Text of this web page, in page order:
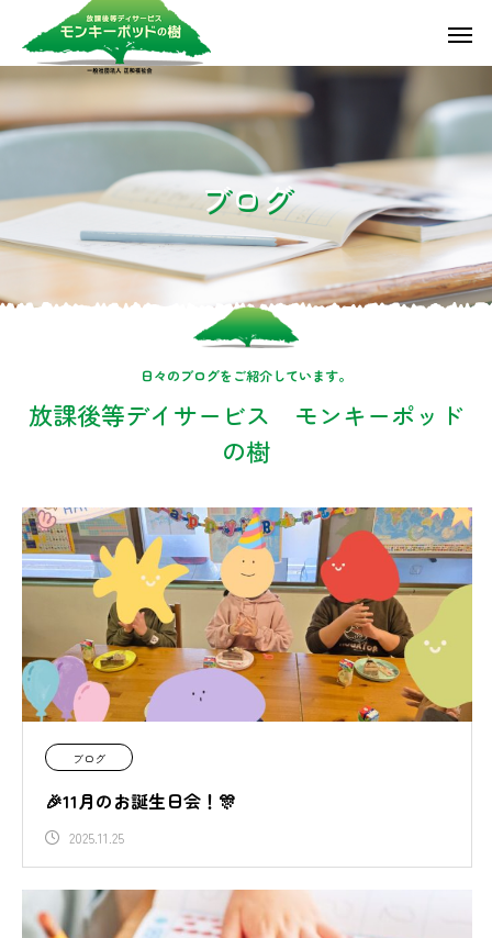
ブログ
日々のブログをご紹介しています。
放課後等デイサービス モンキーポッド
の樹
ブログ
🎉11月のお誕生日会！🎊
2025.11.25